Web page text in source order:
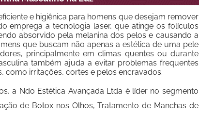
e higiênica para homens que desejam remover
emprega a tecnologia laser, que atinge os folículos
absorvido pela melanina dos pelos e causando a
que buscam não apenas a estética de uma pele
principalmente em climas quentes ou durante
também ajuda a evitar problemas frequentes
irritações, cortes e pelos encravados.
a Ndo Estética Avançada Ltda é líder no segmento
de Botox nos Olhos, Tratamento de Manchas de